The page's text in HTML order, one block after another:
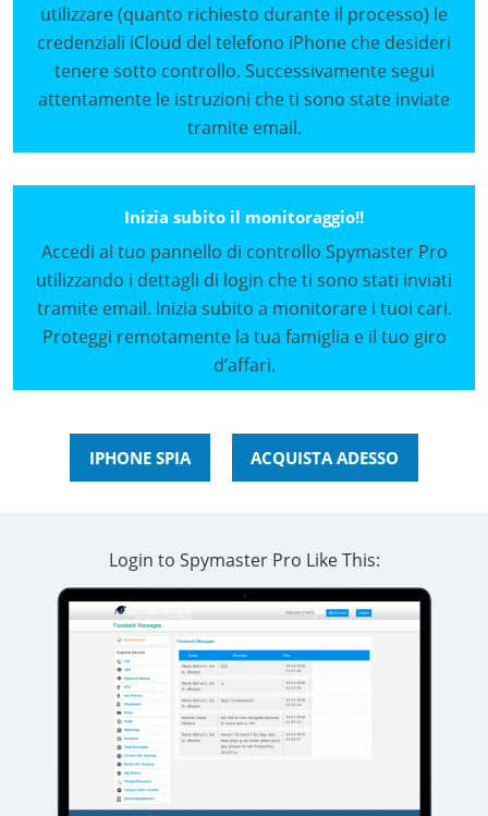
utilizzare (quanto richiesto durante il processo) le
credenziali iCloud del telefono iPhone che desideri
tenere sotto controllo. Successivamente segui
attentamente le istruzioni che ti sono state inviate
tramite email.
Inizia subito il monitoraggio!!
Accedi al tuo pannello di controllo Spymaster Pro
utilizzando i dettagli di login che ti sono stati inviati
tramite email. Inizia subito a monitorare i tuoi cari.
Proteggi remotamente la tua famiglia e il tuo giro
d’affari.
IPHONE SPIA ACQUISTA ADESSO
Login to Spymaster Pro Like This: